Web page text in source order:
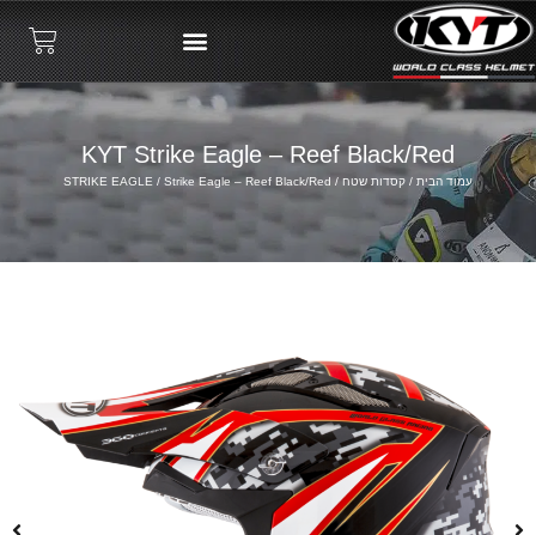
KYT Strike Eagle – Reef Black/Red
עמוד הבית / קסדות שטח /
STRIKE EAGLE / Strike Eagle – Reef Black/Red